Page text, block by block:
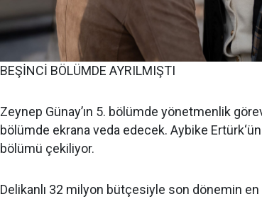
BEŞİNCİ BÖLÜMDE AYRILMIŞTI
Zeynep Günay’ın 5. bölümde yönetmenlik
bölümde ekrana veda edecek. Aybike Ertürk‘ün
bölümü çekiliyor.
Delikanlı 32 milyon bütçesiyle son dönemin